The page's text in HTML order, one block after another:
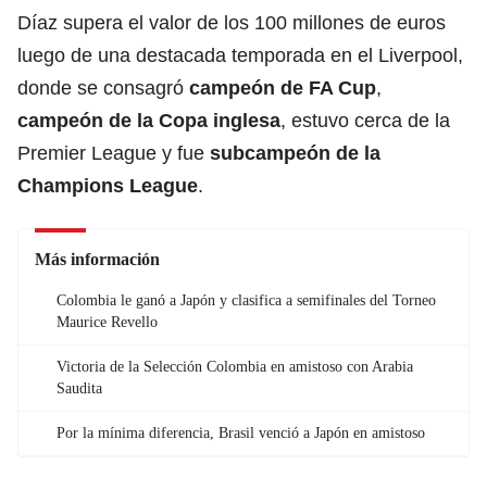
Díaz supera el valor de los 100 millones de euros
luego de una destacada temporada en el Liverpool,
donde se consagró campeón de FA Cup,
campeón de la Copa inglesa, estuvo cerca de la
Premier League y fue subcampeón de la
Champions League.
Más información
Colombia le ganó a Japón y clasifica a semifinales del Torneo
Maurice Revello
Victoria de la Selección Colombia en amistoso con Arabia
Saudita
Por la mínima diferencia, Brasil venció a Japón en amistoso